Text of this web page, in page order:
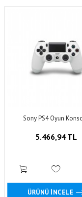
Sony PS4 Oyun
5.466,94 TL
ÜRÜNÜ İNCELE